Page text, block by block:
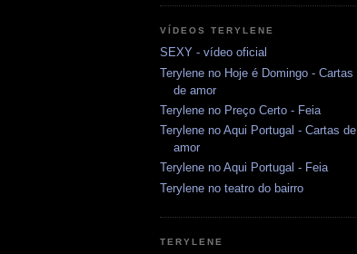
VÍDEOS TERYLENE
SEXY - vídeo oficial
Terylene no Hoje é Domingo - Cartas
de amor
Terylene no Preço Certo - Feia
Terylene no Aqui Portugal - Cartas de
amor
Terylene no Aqui Portugal - Feia
Terylene no teatro do bairro
TERYLENE